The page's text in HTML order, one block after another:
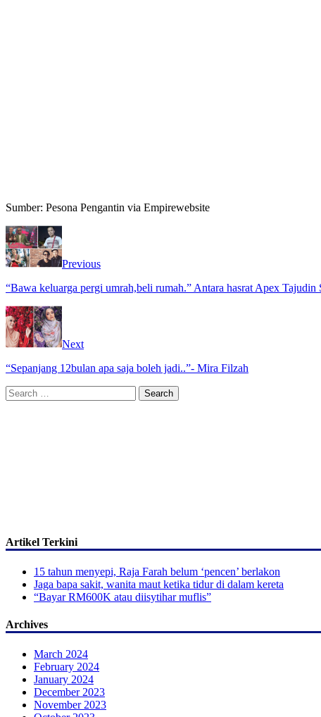
Sumber: Pesona Pengantin via Empirewebsite
Previous
“Bawa keluarga pergi umrah,beli rumah.” Antara hasrat Apex
Next
“Sepanjang 12bulan apa saja boleh jadi..”- Mira Filzah
Search
for:
Artikel Terkini
15 tahun menyepi, Raja Farah belum ‘pencen’ berlakon
Jaga bapa sakit, wanita maut ketika tidur di dalam kereta
“Bayar RM600K atau diisytihar muflis”
Archives
March 2024
February 2024
January 2024
December 2023
November 2023